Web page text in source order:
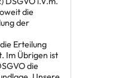
die
der
Erteilung
Im Übrigen ist
die